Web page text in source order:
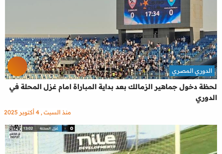
لحظة دخول جماهير الزمالك بعد بداية المباراة امام غزل المحلة في
الدوري
الدوري المصري
منذ السبت , 4 أكتوبر 2025